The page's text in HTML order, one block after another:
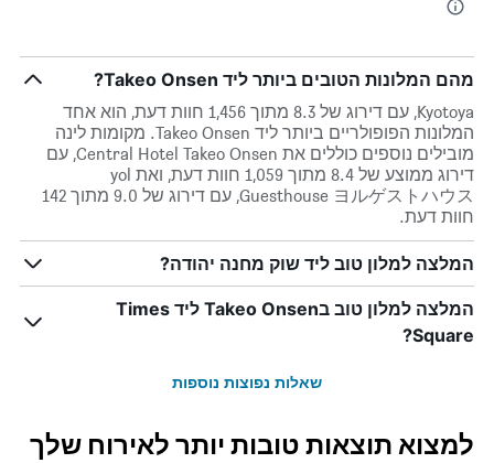
מהם המלונות הטובים ביותר ליד Takeo Onsen?
Kyotoya, עם דירוג של 8.3 מתוך 1,456 חוות דעת, הוא אחד
המלונות הפופולריים ביותר ליד Takeo Onsen. מקומות לינה
מובילים נוספים כוללים את Central Hotel Takeo Onsen, עם
דירוג ממוצע של 8.4 מתוך 1,059 חוות דעת, ואת yol
Guesthouse ヨルゲストハウス, עם דירוג של 9.0 מתוך 142
חוות דעת.
המלצה למלון טוב ליד שוק מחנה יהודה?
המלצה למלון טוב בTakeo Onsen ליד Times
Square?
שאלות נפוצות נוספות
למצוא תוצאות טובות יותר לאירוח שלך